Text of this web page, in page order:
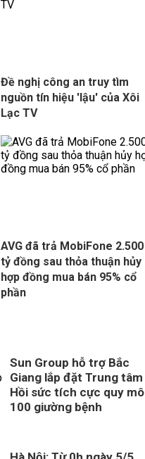
Đề nghị công an truy tìm
nguồn tín hiệu 'lậu' của Xôi
Lạc TV
AVG đã trả MobiFone 2.500
tỷ đồng sau thỏa thuận hủy
hợp đồng mua bán 95% cổ
phần
Sun Group hỗ trợ Bắc
Giang lắp đặt Trung tâm
Hồi sức tích cực quy mô
100 giường bệnh